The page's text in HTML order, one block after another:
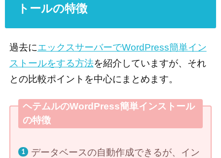
トールの特徴
過去にエックスサーバーでWordPress簡単イン
ストールをする方法を紹介していますが、それ
との比較ポイントを中心にまとめます。
ヘテムルのWordPress簡単インストール
の特徴
データベースの自動作成できるが、イン